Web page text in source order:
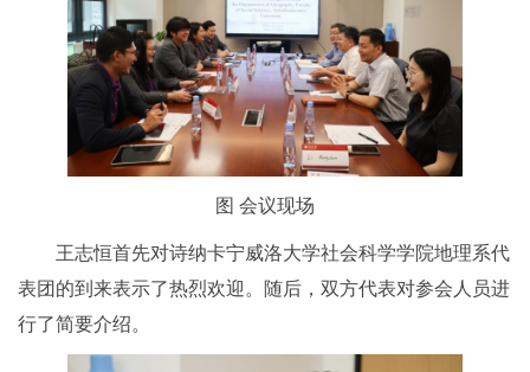
图 会议现场
王志恒首先对诗纳卡宁威洛大学社会科学学院地理系代
表团的到来表示了热烈欢迎。随后，双方代表对参会人员进
行了简要介绍。